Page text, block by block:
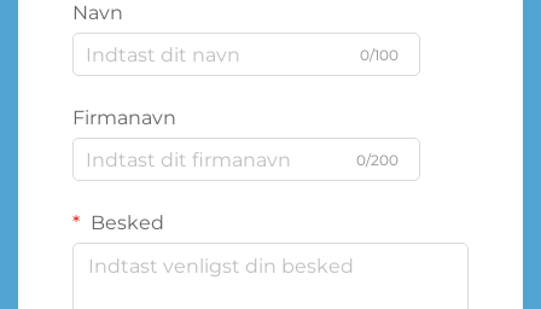
Navn
0/100
Firmanavn
0/200
Besked